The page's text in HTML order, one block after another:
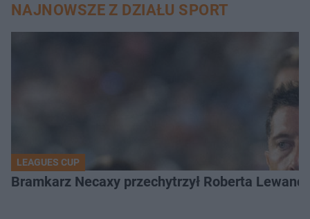
NAJNOWSZE Z DZIAŁU SPORT
LEAGUES CUP
Bramkarz Necaxy przechytrzył Roberta